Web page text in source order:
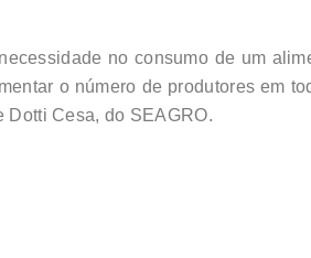
no consumo de um
o número de produtores em
Cesa, do SEAGRO.